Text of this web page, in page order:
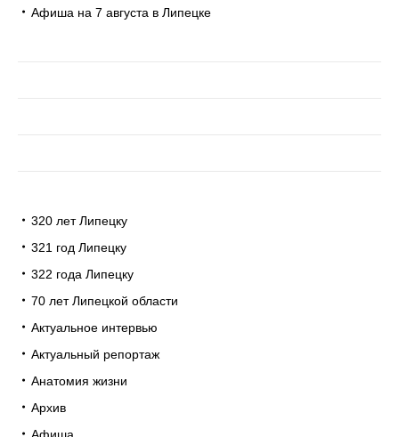
Афиша на 7 августа в Липецке
320 лет Липецку
321 год Липецку
322 года Липецку
70 лет Липецкой области
Актуальное интервью
Актуальный репортаж
Анатомия жизни
Архив